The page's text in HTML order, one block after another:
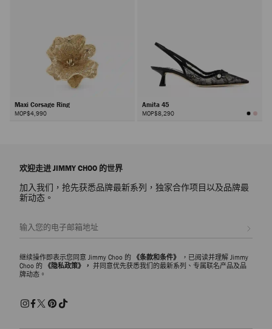
Maxi Corsage Ring
MOP$4,990
Amita 45
MOP$8,290
欢迎走进 JIMMY CHOO 的世界
加入我们，抢先获悉品牌最新系列，独家合作项目以及品牌最
新动态。
继续操作即表示您同意 Jimmy Choo 的 《条款和条件》
，已阅读并理解 Jimmy
Choo 的 《隐私政策》， 并同意优先获悉我们的最新系列、专属联名产品及品
牌动态。